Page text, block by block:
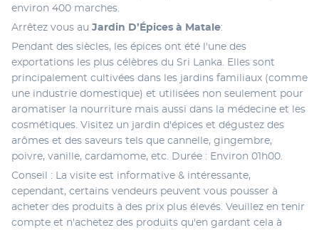
environ 400 marches.
Arrêtez vous au Jardin D’Épices à Matale:
Pendant des siècles, les épices ont été l'une des
exportations les plus célèbres du Sri Lanka. Elles sont
principalement cultivées dans les jardins familiaux (comme
une industrie domestique) et utilisées non seulement pour
aromatiser la nourriture mais aussi dans la médecine et les
cosmétiques. Visitez un jardin d'épices et dégustez des
arômes et des saveurs tels que cannelle, gingembre,
poivre, vanille, cardamome, etc. Durée : Environ 01h00.
Conseil : La visite est informative & intéressante,
cependant, certains vendeurs peuvent vous pousser à
acheter des produits à des prix plus élevés. Veuillez en tenir
compte et n'achetez des produits qu'en gardant cela à